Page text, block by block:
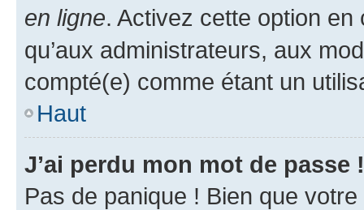
en ligne. Activez cette option
qu’aux administrateurs, aux
compté(e) comme étant un
Haut
J’ai perdu mon mot de passe !
Pas de panique ! Bien que